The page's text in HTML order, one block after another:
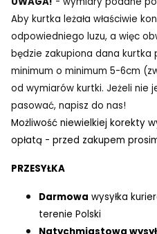
Aby kurtka leżała właściwie
odpowiedniego luzu, a więc
będzie zakupiona dana kurtka
minimum o minimum 5-6cm
od wymiarów kurtki. Jeżeli nie
pasować, napisz do nas!
Możliwość niewielkiej korekty
opłatą - przed zakupem
PRZESYŁKA
Darmowa wysyłka
terenie Polski